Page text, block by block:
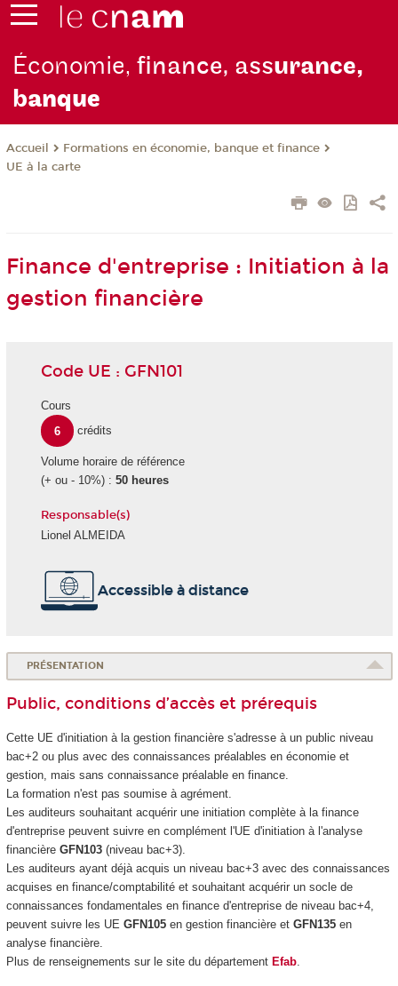
Économie,finance, assurance,
banque
Accueil
Formations en économie, banque et finance
UE à la carte
Finance d'entreprise : Initiation à la
gestion financière
Code UE : GFN101
Cours
6
crédits
Volume horaire de référence
(+ ou - 10%) : 50 heures
Responsable(s)
Lionel ALMEIDA
Accessible à distance
PRÉSENTATION
Public, conditions d’accès et prérequis
Cette UE d'initiation à la gestion financière s'adresse à un public niveau
bac+2 ou plus avec des connaissances préalables en économie et
gestion, mais sans connaissance préalable en finance.
La formation n'est pas soumise à agrément.
Les auditeurs souhaitant acquérir une initiation complète à la finance
d'entreprise peuvent suivre en complément l'UE d'initiation à l'analyse
financière GFN103(niveau bac+3).
Les auditeurs ayant déjà acquis un niveau bac+3 avec des connaissances
acquises en finance/comptabilité et souhaitant acquérir un socle de
connaissances fondamentales en finance d'entreprise de niveau bac+4,
peuvent suivre les UE GFN105 en gestion financière et GFN135en
analyse financière.
Plus de renseignements sur le site du département Efab.